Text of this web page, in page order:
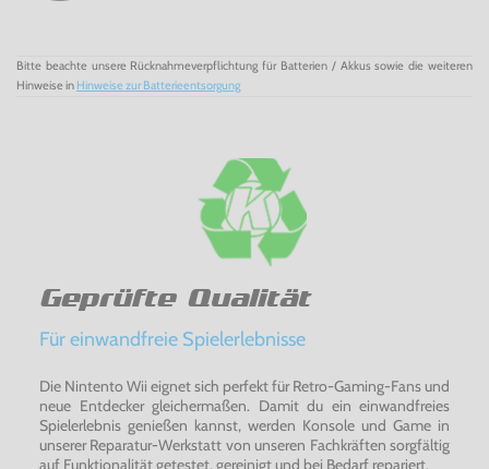
Bitte beachte unsere Rücknahmeverpflichtung für Batterien / Akkus sowie die weiteren
Hinweise in Hinweise zur Batterieentsorgung
Geprüfte Qualität
Für einwandfreie Spielerlebnisse
Die Nintento Wii eignet sich perfekt für Retro-Gaming-Fans und
neue Entdecker gleichermaßen. Damit du ein einwandfreies
Spielerlebnis genießen kannst, werden Konsole und Game in
unserer Reparatur-Werkstatt von unseren Fachkräften sorgfältig
auf Funktionalität getestet, gereinigt und bei Bedarf repariert.